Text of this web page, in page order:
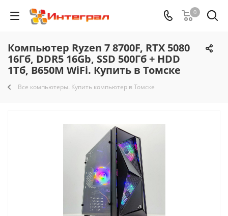
0
Компьютер Ryzen 7 8700F, RTX 5080
16Гб, DDR5 16Gb, SSD 500Гб + HDD
1Тб, B650M WiFi. Купить в Томске
Все компьютеры. Купить компьютер в Томске